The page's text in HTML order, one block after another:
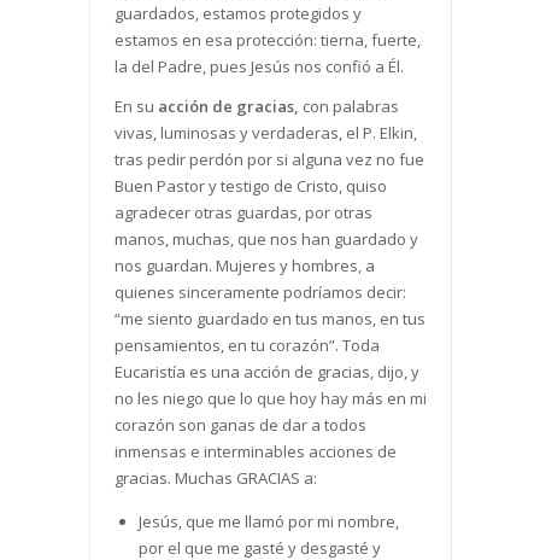
guardados, estamos protegidos y
estamos en esa protección: tierna, fuerte,
la del Padre, pues Jesús nos confió a Él.
En su acción de gracias, con palabras
vivas, luminosas y verdaderas, el P. Elkin,
tras pedir perdón por si alguna vez no fue
Buen Pastor y testigo de Cristo, quiso
agradecer otras guardas, por otras
manos, muchas, que nos han guardado y
nos guardan. Mujeres y hombres, a
quienes sinceramente podríamos decir:
“me siento guardado en tus manos, en tus
pensamientos, en tu corazón”. Toda
Eucaristía es una acción de gracias, dijo, y
no les niego que lo que hoy hay más en mi
corazón son ganas de dar a todos
inmensas e interminables acciones de
gracias. Muchas GRACIAS a:
Jesús, que me llamó por mi nombre,
por el que me gasté y desgasté y